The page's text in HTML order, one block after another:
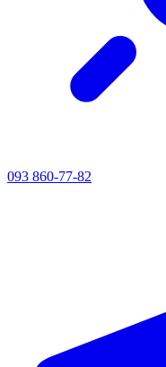
093 860-77-82